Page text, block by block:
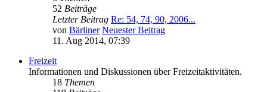
52 Beiträge
Letzter Beitrag Re: 54, 74, 90, 2006...
von Bärliner Neuester Beitrag
11. Aug 2014, 07:39
Freizeit
Informationen und Diskussionen über Freizeitaktivitäten.
18 Themen